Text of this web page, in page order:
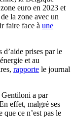
euro en 2023 et
la zone avec un
faire face à une
d’aide prises par le
et au
rapporte le journal
Gentiloni a par
effet, malgré ses
ce n’est pas le